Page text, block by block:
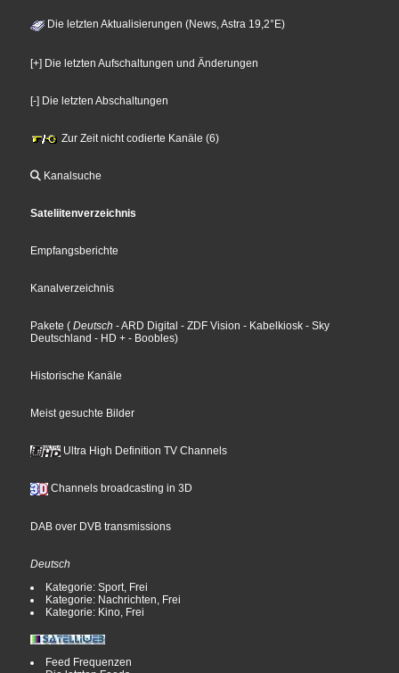
Die letzten Aktualisierungen (News, Astra 19,2°E)
[+] Die letzten Aufschaltungen und Änderungen
[-] Die letzten Abschaltungen
Zur Zeit nicht codierte Kanäle (6)
Kanalsuche
Sateliitenverzeichnis
Empfangsberichte
Kanalverzeichnis
Pakete ( Deutsch - ARD Digital - ZDF Vision - Kabelkiosk - Sky
Deutschland - HD + - Boobles)
Historische Kanäle
Meist gesuchte Bilder
Ultra High Definition TV Channels
Channels broadcasting in 3D
DAB over DVB transmissions
Deutsch
Kategorie: Sport, Frei
Kategorie: Nachrichten, Frei
Kategorie: Kino, Frei
Feed Frequenzen